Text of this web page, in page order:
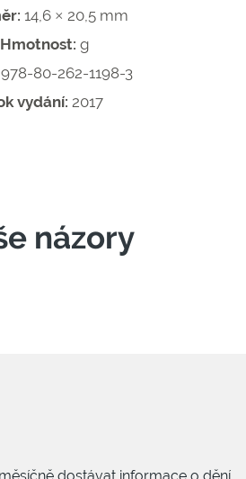
14,6 × 20,5 mm
Hmotnost: g
978-80-262-1198-3
vydání: 2017
názory